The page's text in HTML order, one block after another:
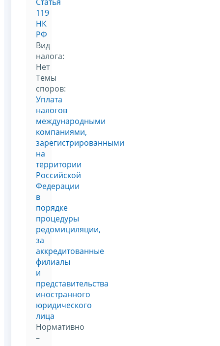
119
НК
РФ
Вид
налога:
Нет
Темы
споров:
Уплата
налогов
международными
компаниями,
зарегистрированными
на
территории
Российской
Федерации
в
порядке
процедуры
редомициляции,
за
аккредитованные
филиалы
и
представительства
иностранного
юридического
лица
Нормативно
–